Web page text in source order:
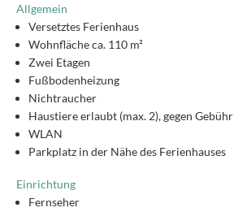
Allgemein
Versetztes Ferienhaus
Wohnfläche ca. 110 m²
Zwei Etagen
Fußbodenheizung
Nichtraucher
Haustiere erlaubt (max. 2), gegen Gebühr
WLAN
Parkplatz in der Nähe des Ferienhauses
Einrichtung
Fernseher